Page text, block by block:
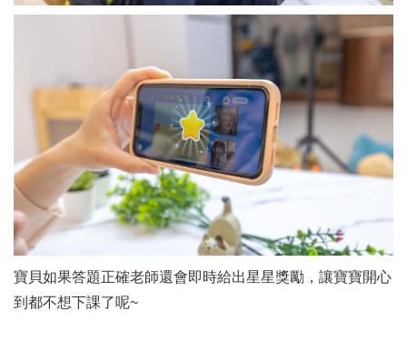
寶貝如果答題正確老師還會即時給出星星獎勵，讓寶寶開心
到都不想下課了呢~